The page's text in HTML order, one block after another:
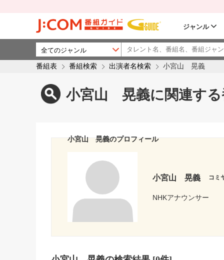
ジャンル
番組表 番組検索 出演者名検索 小宮山 晃義
小宮山 晃義に関連する
小宮山 晃義のプロフィール
小宮山 晃義 コミ
NHKアナウンサー